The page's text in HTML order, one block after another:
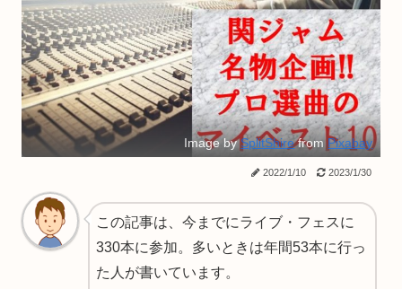
Image bySplitShirefromPixabay
2022/1/10 2023/1/30
この記事は、今までにライブ・フェスに
330本に参加。多いときは年間53本に行っ
た人が書いています。